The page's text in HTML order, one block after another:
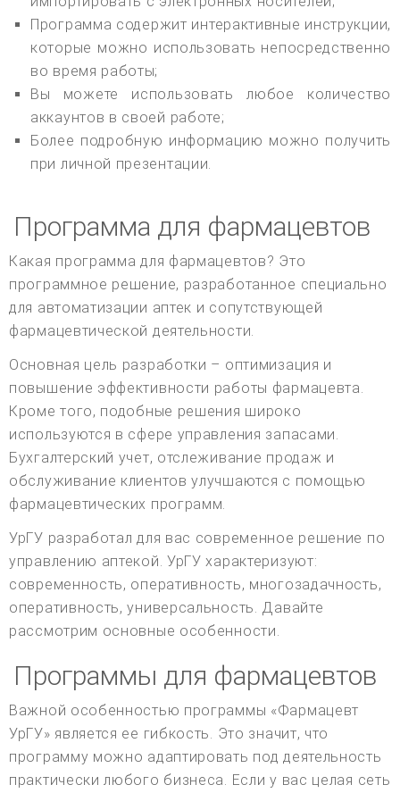
Программа содержит интерактивные инструкции,
которые можно использовать непосредственно
во время работы;
Вы можете использовать любое количество
аккаунтов в своей работе;
Более подробную информацию можно получить
при личной презентации.
Программа для фармацевтов
Какая программа для фармацевтов? Это
программное решение, разработанное специально
для автоматизации аптек и сопутствующей
фармацевтической деятельности.
Основная цель разработки – оптимизация и
повышение эффективности работы фармацевта.
Кроме того, подобные решения широко
используются в сфере управления запасами.
Бухгалтерский учет, отслеживание продаж и
обслуживание клиентов улучшаются с помощью
фармацевтических программ.
УрГУ разработал для вас современное решение по
управлению аптекой. УрГУ характеризуют:
современность, оперативность, многозадачность,
оперативность, универсальность. Давайте
рассмотрим основные особенности.
Программы для фармацевтов
Важной особенностью программы «Фармацевт
УрГУ» является ее гибкость. Это значит, что
программу можно адаптировать под деятельность
практически любого бизнеса. Если у вас целая сеть